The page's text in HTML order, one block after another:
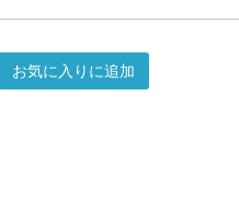
お気に入りに追加